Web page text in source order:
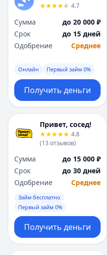
4.7
Сумма
до 20 000 ₽
Срок
до 15 дней
Одобрение
Среднее
Онлайн Первый займ 0%
Получить деньги
Привет, сосед!
4.8
(13 отзывов)
Сумма
до 15 000 ₽
Срок
до 30 дней
Одобрение
Среднее
Займ бесплатно
Первый займ 0%
Получить деньги